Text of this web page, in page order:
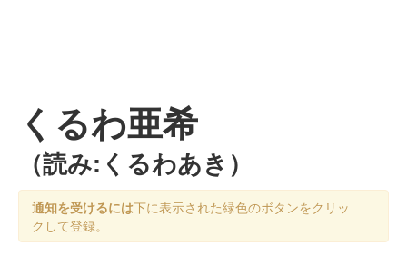
くるわ亜希
（読み:くるわあき）
通知を受けるには下に表示された緑色のボタンをクリッ
クして登録。